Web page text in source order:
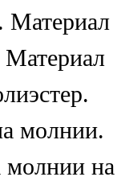
Материал
молнии.
молнии на